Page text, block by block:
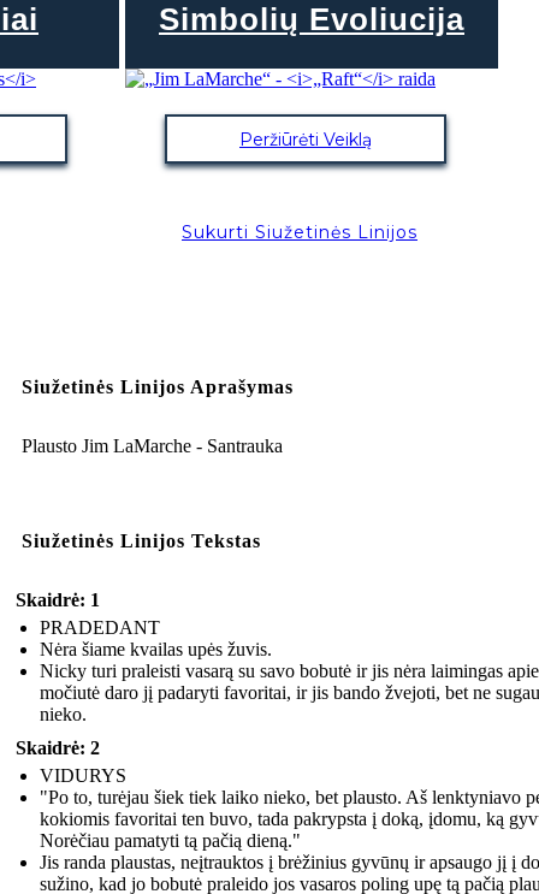
Simbolių Evoliucija
Peržiūrėti Veiklą
Sukurti Siužetinės Linijos
Siužetinės Linijos Aprašymas
Plausto Jim LaMarche - Santrauka
Siužetinės Linijos Tekstas
Skaidrė: 1
PRADEDANT
Nėra šiame kvailas upės žuvis.
Nicky turi praleisti vasarą su savo bobutė ir jis nėra laimingas
močiutė daro jį padaryti favoritai, ir jis bando žvejoti, bet ne
nieko.
Skaidrė: 2
VIDURYS
"Po to, turėjau šiek tiek laiko nieko, bet plausto. Aš lenktyniavo
kokiomis favoritai ten buvo, tada pakrypsta į doką, įdomu, ką
Norėčiau pamatyti tą pačią dieną."
Jis randa plaustas, neįtrauktos į brėžinius gyvūnų ir apsaugo jį į
sužino, kad jo bobutė praleido jos vasaros poling upę tą pačią